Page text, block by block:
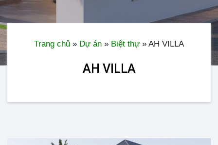
Trang chủ » Dự án » Biệt thự » AH VILLA
AH VILLA